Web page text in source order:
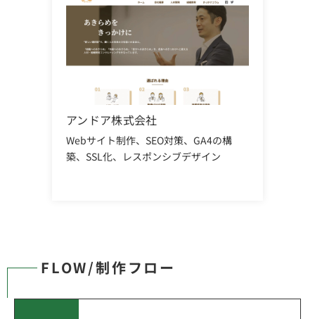
アンドア株式会社
Webサイト制作、 SEO対策、 GA4の構
築、 SSL化、 レスポンシブデザイン
FLOW/制作フロー